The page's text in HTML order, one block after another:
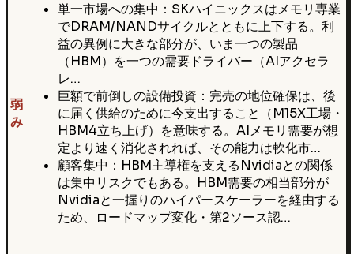
弱
み
単一市場への集中：SKハイニックスはメモリ専業
でDRAM/NANDサイクルとともに上下する。利
益の異例に大きな部分が、いま一つの製品
（HBM）を一つの需要ドライバー（AIアクセラ
レ…
巨額で前倒しの設備投資：完売の地位確保は、後
に届く供給のために今支出すること（M15X工場・
HBM4立ち上げ）を意味する。AIメモリ需要が想
定より速く消化されれば、その能力は軟化市…
顧客集中：HBM主導権を支えるNvidiaとの関係
は集中リスクでもある。HBM需要の相当部分が
Nvidiaと一握りのハイパースケーラーを経由する
ため、ロードマップ変化・第2ソース認…